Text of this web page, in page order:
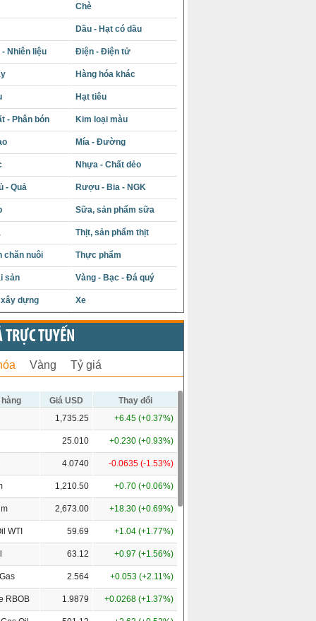
Chè
Dầu - Hạt có dầu
- Nhiên liệu Điện - Điện tử
Hàng hóa khác
Hạt tiêu
- Phân bón Kim loại màu
Mía - Đường
Nhựa - Chất dẻo
- Quả Rượu - Bia - NGK
Sữa, sản phẩm sữa
Thịt, sản phẩm thịt
chăn nuôi Thực phẩm
sản Vàng - Bạc - Đá quý
dựng Xe
TRỰC TUYẾN
Vàng Tỷ giá
Giá USD
Thay đổi
1,735.25 +6.45 (+0.37%)
25.010 +0.230 (+0.93%)
4.0740 -0.0635 (-1.53%)
1,210.50 +0.70 (+0.06%)
2,673.00 +18.30 (+0.69%)
WTI 59.69 +1.04 (+1.77%)
63.12 +0.97 (+1.56%)
2.564 +0.053 (+2.11%)
RBOB 1.9879 +0.0268 (+1.37%)